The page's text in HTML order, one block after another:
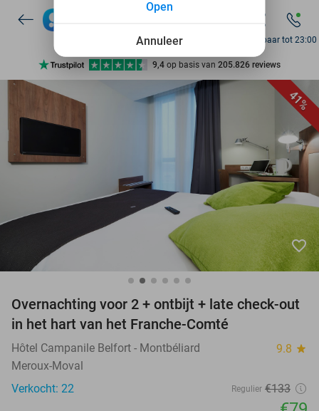
7 dagen per week beschikbaar
10+ miljoen leden
9,4 op basis van 205.826 reviews
Ontdek 15.000+ deals
7 dagen per week beschikbaar
10+ miljoen leden
Bereikbaar tot 23:00
41%
favorite_border
Overnachting voor 2 + ontbijt + late check-out
in het hart van het Franche-Comté
Hôtel Campanile Belfort - Montbéliard 9.8 star
Meroux-Moval
Verkocht: 22
Regulier €133
Annuleer
Open